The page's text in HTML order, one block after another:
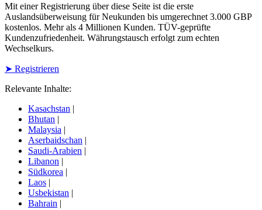
Mit einer Registrierung über diese Seite ist die erste
Auslandsüberweisung für Neukunden bis umgerechnet 3.000 GBP
kostenlos. Mehr als 4 Millionen Kunden. TÜV-geprüfte
Kundenzufriedenheit. Währungstausch erfolgt zum echten
Wechselkurs.
➤ Registrieren
Relevante Inhalte:
Kasachstan |
Bhutan |
Malaysia |
Aserbaidschan |
Saudi-Arabien |
Libanon |
Südkorea |
Laos |
Usbekistan |
Bahrain |